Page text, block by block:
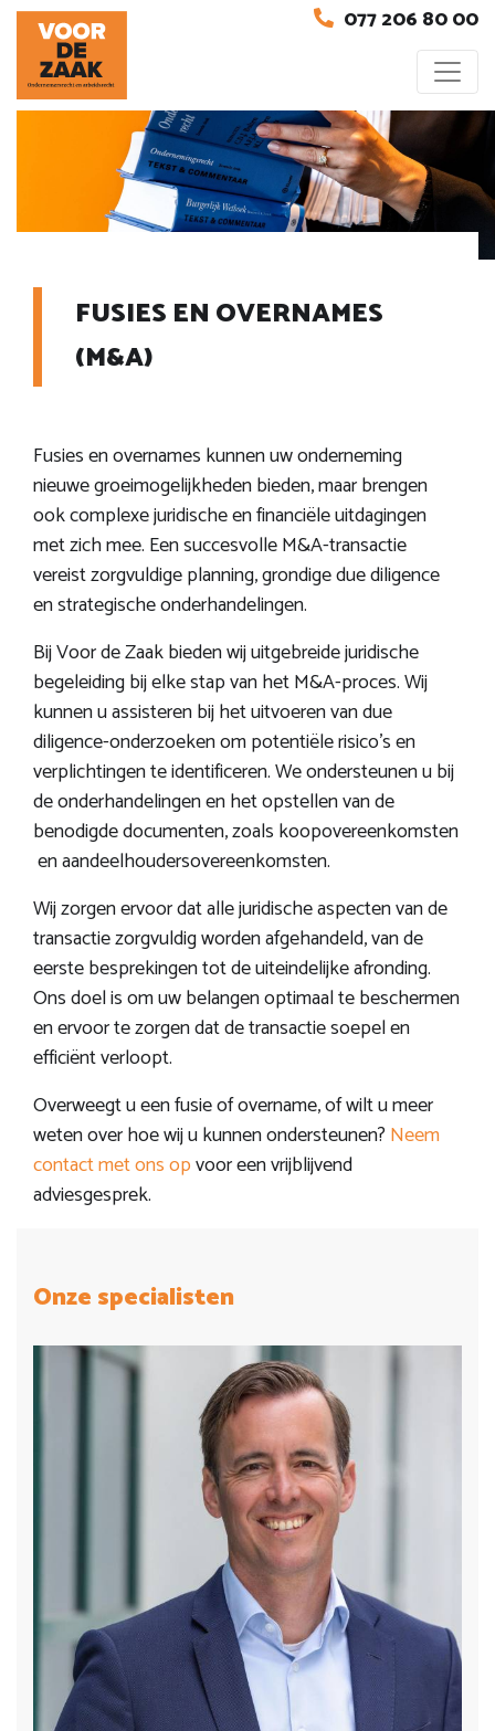
077 206 80 00
FUSIES EN OVERNAMES
(M&A)
Fusies en overnames kunnen uw onderneming
nieuwe groeimogelijkheden bieden, maar brengen
ook complexe juridische en financiële uitdagingen
met zich mee. Een succesvolle M&A-transactie
vereist zorgvuldige planning, grondige due diligence
en strategische onderhandelingen.
Bij Voor de Zaak bieden wij uitgebreide juridische
begeleiding bij elke stap van het M&A-proces. Wij
kunnen u assisteren bij het uitvoeren van due
diligence-onderzoeken om potentiële risico's en
verplichtingen te identificeren. We ondersteunen u bij
de onderhandelingen en het opstellen van de
benodigde documenten, zoals koopovereenkomsten
en aandeelhoudersovereenkomsten.
Wij zorgen ervoor dat alle juridische aspecten van de
transactie zorgvuldig worden afgehandeld, van de
eerste besprekingen tot de uiteindelijke afronding.
Ons doel is om uw belangen optimaal te beschermen
en ervoor te zorgen dat de transactie soepel en
efficiënt verloopt.
Overweegt u een fusie of overname, of wilt u meer
weten over hoe wij u kunnen ondersteunen? Neem
contact met ons opvoor een vrijblijvend
adviesgesprek.
Onze specialisten